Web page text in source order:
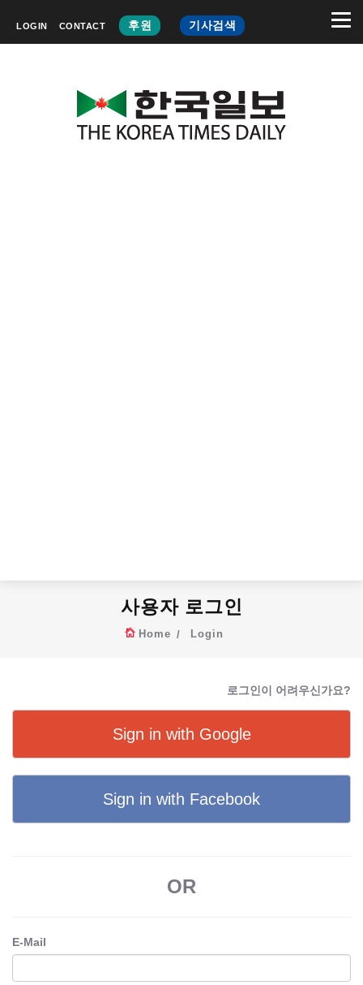
LOGIN CONTACT 후원 기사검색
사용자 로그인
Home Login
로그인이 어려우신가요?
Sign in with Google
Sign in with Facebook
OR
E-Mail